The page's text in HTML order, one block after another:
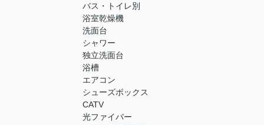
バス・トイレ別
浴室乾燥機
洗面台
シャワー
独立洗面台
浴槽
エアコン
シューズボックス
CATV
光ファイバー